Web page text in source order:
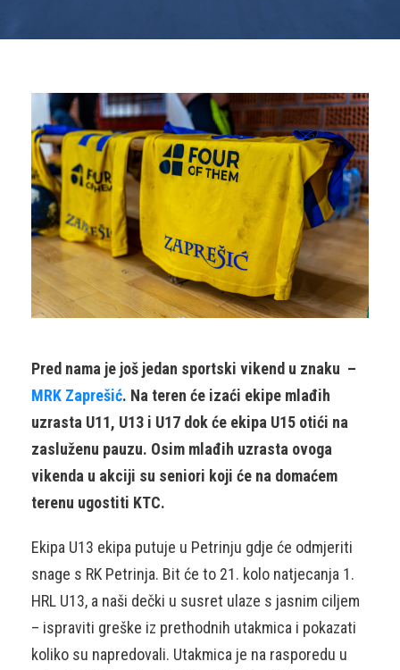
Pred nama je još jedan sportski vikend u znaku –
MRK Zaprešić. Na teren će izaći ekipe mlađih
uzrasta U11, U13 i U17 dok će ekipa U15 otići na
zasluženu pauzu. Osim mlađih uzrasta ovoga
vikenda u akciji su seniori koji će na domaćem
terenu ugostiti KTC.
Ekipa U13 ekipa putuje u Petrinju gdje će odmjeriti
snage s RK Petrinja. Bit će to 21. kolo natjecanja 1.
HRL U13, a naši dečki u susret ulaze s jasnim ciljem
– ispraviti greške iz prethodnih utakmica i pokazati
koliko su napredovali. Utakmica je na rasporedu u